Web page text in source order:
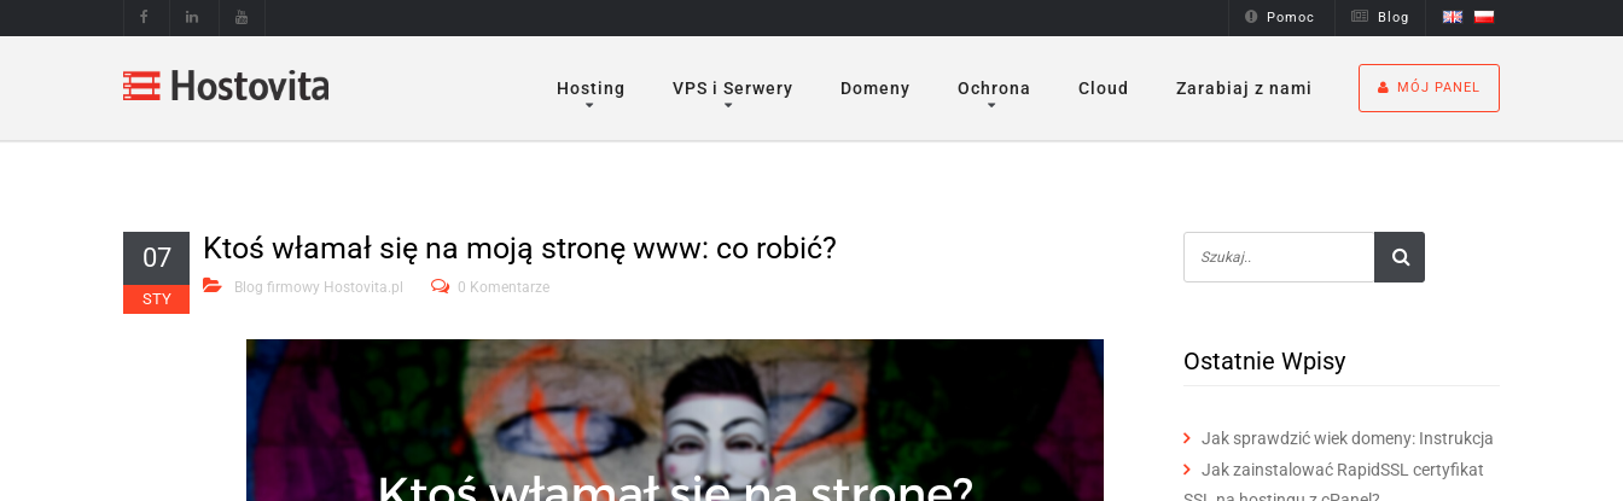
Pomoc Blog
Hosting VPS i Serwery Domeny Ochrona Cloud Zarabiaj z nami MÓJ PANEL
07
STY
Ktoś włamał się na moją stronę www: co robić?
Blog firmowy Hostovita.pl 0 Komentarze
Ostatnie Wpisy
Jak sprawdzić wiek domeny: Instrukcja
Jak zainstalować RapidSSL certyfikat